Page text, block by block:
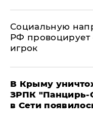
Социальную
РФ
игрок
В Крыму
ЗРПК "Панцирь-
в Сети